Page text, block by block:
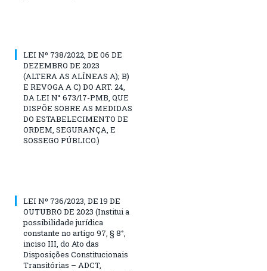
LEI Nº 738/2022, DE 06 DE
DEZEMBRO DE 2023
(ALTERA AS ALÍNEAS A); B)
E REVOGA A C) DO ART. 24,
DA LEI N° 673/17-PMB, QUE
DISPÕE SOBRE AS MEDIDAS
DO ESTABELECIMENTO DE
ORDEM, SEGURANÇA, E
SOSSEGO PÚBLICO.)
LEI Nº 736/2023, DE 19 DE
OUTUBRO DE 2023 (Institui a
possibilidade jurídica
constante no artigo 97, § 8°,
inciso III, do Ato das
Disposições Constitucionais
Transitórias – ADCT,